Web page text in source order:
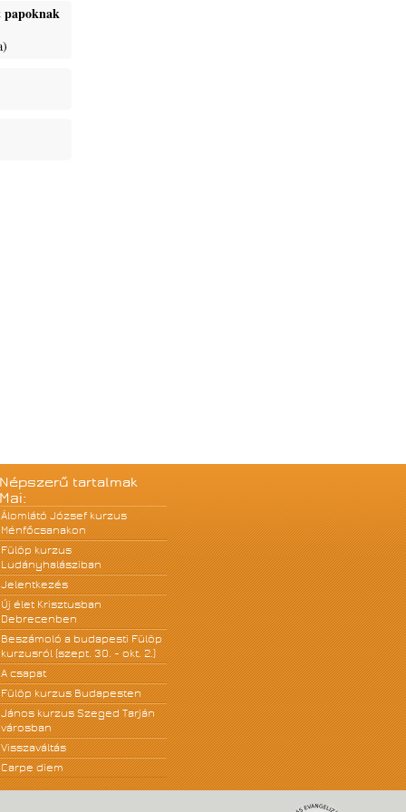
papoknak
Népszerű tartalmak
Mai:
Álomlátó József kurzus
Ménfőcsanakon
Fülöp kurzus
Ludányhalásziban
Jelentkezés
Új élet Krisztusban
Debrecenben
Beszámoló a budapesti Fülöp
kurzusról (szept. 30. - okt. 2.)
A csapat
Fülöp kurzus Budapesten
János kurzus Szeged Tarján
városban
Visszaváltás
Carpe diem